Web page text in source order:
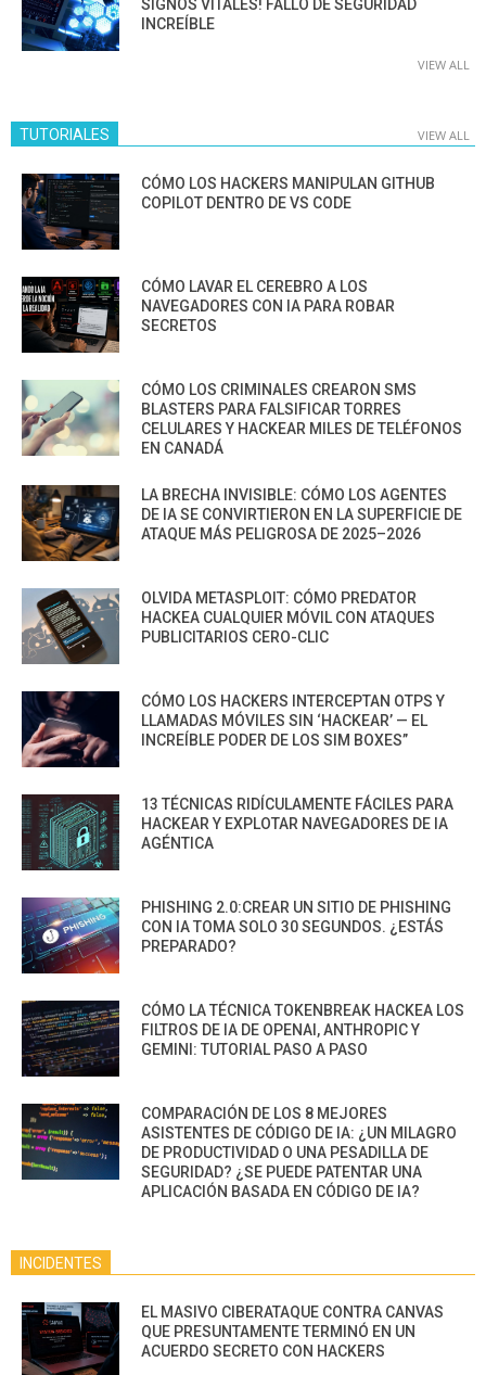
SIGNOS VITALES! FALLO DE SEGURIDAD
INCREÍBLE
VIEW ALL
TUTORIALES VIEW ALL
CÓMO LOS HACKERS MANIPULAN GITHUB
COPILOT DENTRO DE VS CODE
CÓMO LAVAR EL CEREBRO A LOS
NAVEGADORES CON IA PARA ROBAR
SECRETOS
CÓMO LOS CRIMINALES CREARON SMS
BLASTERS PARA FALSIFICAR TORRES
CELULARES Y HACKEAR MILES DE TELÉFONOS
EN CANADÁ
LA BRECHA INVISIBLE: CÓMO LOS AGENTES
DE IA SE CONVIRTIERON EN LA SUPERFICIE DE
ATAQUE MÁS PELIGROSA DE 2025–2026
OLVIDA METASPLOIT: CÓMO PREDATOR
HACKEA CUALQUIER MÓVIL CON ATAQUES
PUBLICITARIOS CERO-CLIC
CÓMO LOS HACKERS INTERCEPTAN OTPS Y
LLAMADAS MÓVILES SIN ‘HACKEAR’ — EL
INCREÍBLE PODER DE LOS SIM BOXES”
13 TÉCNICAS RIDÍCULAMENTE FÁCILES PARA
HACKEAR Y EXPLOTAR NAVEGADORES DE IA
AGÉNTICA
PHISHING 2.0:CREAR UN SITIO DE PHISHING
CON IA TOMA SOLO 30 SEGUNDOS. ¿ESTÁS
PREPARADO?
CÓMO LA TÉCNICA TOKENBREAK HACKEA LOS
FILTROS DE IA DE OPENAI, ANTHROPIC Y
GEMINI: TUTORIAL PASO A PASO
COMPARACIÓN DE LOS 8 MEJORES
ASISTENTES DE CÓDIGO DE IA: ¿UN MILAGRO
DE PRODUCTIVIDAD O UNA PESADILLA DE
SEGURIDAD? ¿SE PUEDE PATENTAR UNA
APLICACIÓN BASADA EN CÓDIGO DE IA?
INCIDENTES
EL MASIVO CIBERATAQUE CONTRA CANVAS
QUE PRESUNTAMENTE TERMINÓ EN UN
ACUERDO SECRETO CON HACKERS